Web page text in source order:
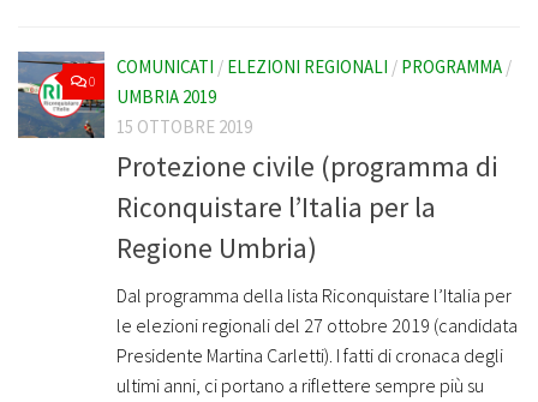
0
COMUNICATI / ELEZIONI REGIONALI / PROGRAMMA /
UMBRIA 2019
15 OTTOBRE 2019
Protezione civile (programma di
Riconquistare l’Italia per la
Regione Umbria)
Dal programma della lista Riconquistare l’Italia per
le elezioni regionali del 27 ottobre 2019 (candidata
Presidente Martina Carletti). I fatti di cronaca degli
ultimi anni, ci portano a riflettere sempre più su